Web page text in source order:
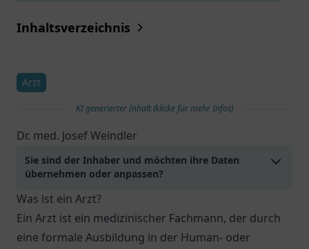
Inhaltsverzeichnis
Arzt
KI generierter Inhalt (klicke für mehr Infos)
Dr. med. Josef Weindler
Sie sind der Inhaber und möchten ihre Daten
übernehmen oder anpassen?
Was ist ein Arzt?
Ein Arzt ist ein medizinischer Fachmann, der durch
eine formale Ausbildung in der Human- oder